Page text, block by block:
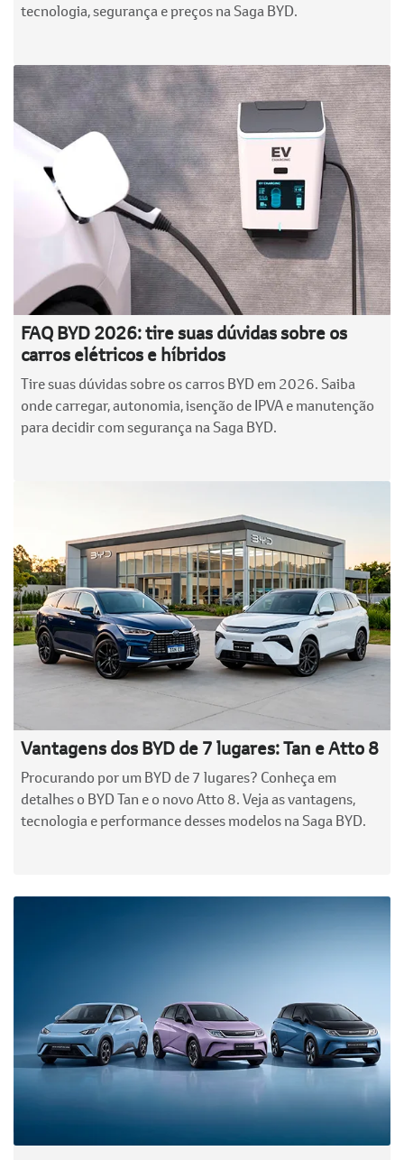
tecnologia, segurança e preços na Saga BYD.
FAQ BYD 2026: tire suas dúvidas sobre os
carros elétricos e híbridos
Tire suas dúvidas sobre os carros BYD em 2026. Saiba
onde carregar, autonomia, isenção de IPVA e manutenção
para decidir com segurança na Saga BYD.
Vantagens dos BYD de 7 lugares: Tan e Atto 8
Procurando por um BYD de 7 lugares? Conheça em
detalhes o BYD Tan e o novo Atto 8. Veja as vantagens,
tecnologia e performance desses modelos na Saga BYD.